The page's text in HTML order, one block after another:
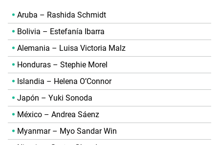
Aruba – Rashida Schmidt
Bolivia – Estefanía Ibarra
Alemania – Luisa Victoria Malz
Honduras – Stephie Morel
Islandia – Helena O’Connor
Japón – Yuki Sonoda
México – Andrea Sáenz
Myanmar – Myo Sandar Win